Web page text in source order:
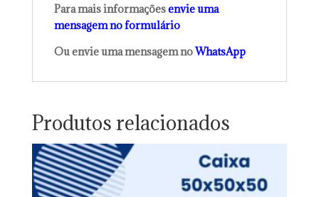
Para mais informaçõesenvie uma
mensagem no formulário
Ou envie uma mensagem noWhatsApp
Produtos relacionados